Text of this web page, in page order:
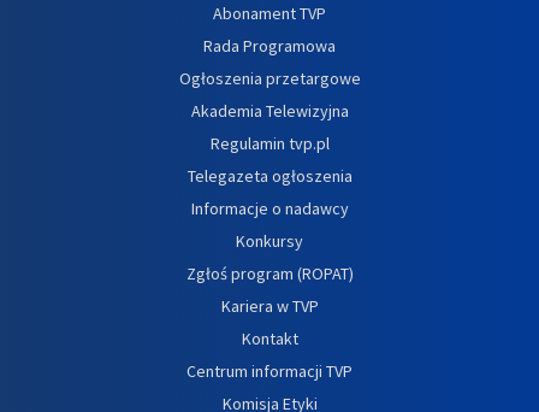
Abonament TVP
Rada Programowa
Ogłoszenia przetargowe
Akademia Telewizyjna
Regulamin tvp.pl
Telegazeta ogłoszenia
Informacje o nadawcy
Konkursy
Zgłoś program (ROPAT)
Kariera w TVP
Kontakt
Centrum informacji TVP
Komisja Etyki